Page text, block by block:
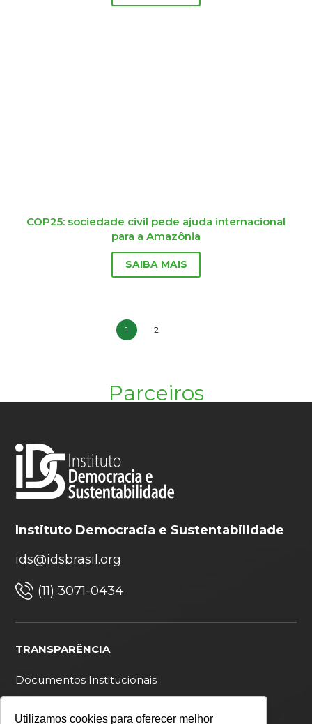
Utilizamos cookies para oferecer melhor
COP25: sociedade civil pede ajuda internacional
para a Amazônia
SAIBA MAIS
1 2
Parceiros
Instituto Democracia e Sustentabilidade
ids@idsbrasil.org
(11) 3071-0434
TRANSPARÊNCIA
Documentos Institucionais